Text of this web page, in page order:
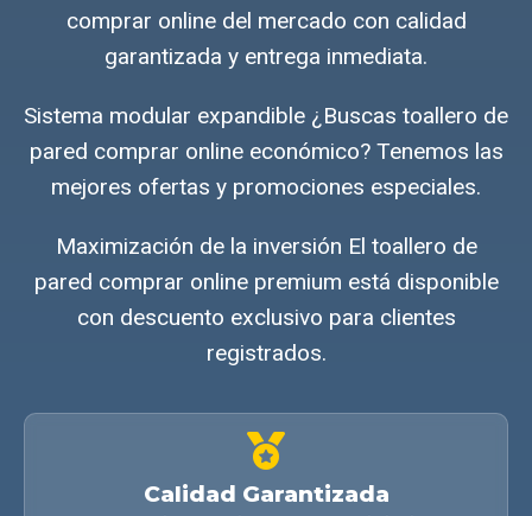
comprar online del mercado con calidad
garantizada y entrega inmediata.
Sistema modular expandible ¿Buscas toallero de
pared comprar online económico? Tenemos las
mejores ofertas y promociones especiales.
Maximización de la inversión El toallero de
pared comprar online premium está disponible
con descuento exclusivo para clientes
registrados.
Calidad Garantizada